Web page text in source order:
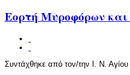
Εορτή Μυροφόρων
Συντάχθηκε από τον/την Ι. Ν.